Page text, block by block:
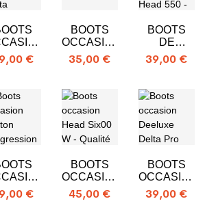
€
BOOTS
OCCASION
DEELUXE
FOCUS
35,00 €
BOOTS
DE
OCCASION
39,00 €
€
BOOTS
OCCASION
HEAD
SIX00 W
45,00 €
BOOTS
OCCASION
DEELUXE
DELTA
39,00 €